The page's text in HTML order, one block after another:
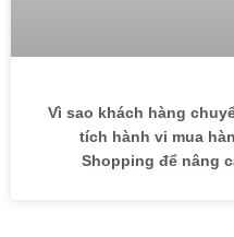
Vì sao khách hàng
tích hành vi mua
Shopping để nâng